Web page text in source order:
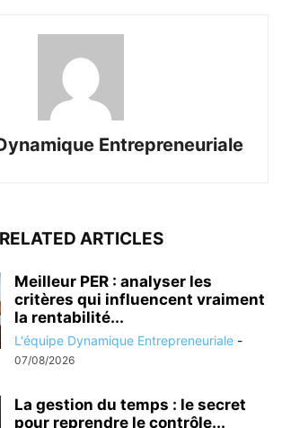
Entrepreneuriale
RELATED ARTICLES
Meilleur PER : analyser les
critères qui influencent vraiment
la rentabilité...
L'équipe Dynamique Entrepreneuriale -
07/08/2026
La gestion du temps : le secret
pour reprendre le contrôle...